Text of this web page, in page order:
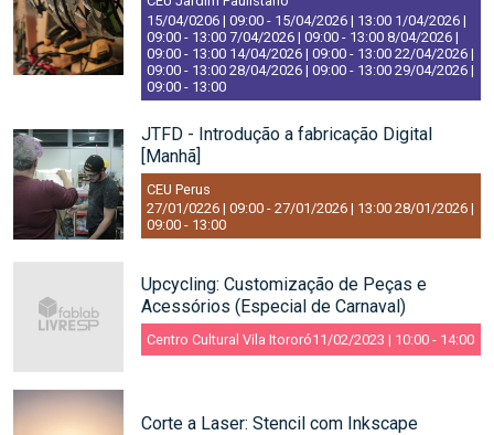
15/04/0206 | 09:00 - 15/04/2026 | 13:00 1/04/2026 |
09:00 - 13:00 7/04/2026 | 09:00 - 13:00 8/04/2026 |
09:00 - 13:00 14/04/2026 | 09:00 - 13:00 22/04/2026 |
09:00 - 13:00 28/04/2026 | 09:00 - 13:00 29/04/2026 |
09:00 - 13:00
JTFD - Introdução a fabricação Digital
[Manhã]
CEU Perus
27/01/0226 | 09:00 - 27/01/2026 | 13:00 28/01/2026 |
09:00 - 13:00
Upcycling: Customização de Peças e
Acessórios (Especial de Carnaval)
Centro Cultural Vila Itororó11/02/2023 | 10:00 - 14:00
Corte a Laser: Stencil com Inkscape